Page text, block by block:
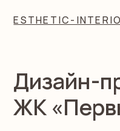
ESTHETIC-INTERIOR
ESTHETIC-INTERIOR
Дизайн-
ЖК